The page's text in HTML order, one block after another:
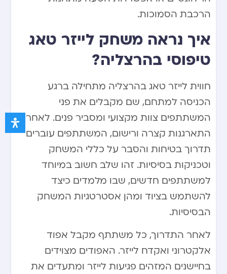
הרכבת הסמוכות.
איך נראה משחק לייזר טאג
טיפוסי בהרצליה?
חווית לייזר טאג בהרצליה מתחילה ברגע
הכניסה למתחם, שם מקבלים את פני
המשתתפים צוות מקצועי ומסביר פנים. לאחר
התארגנות קצרה ורישום, המשתתפים עוברים
תדרוך בטיחות והסבר על כללי המשחק
וטכניקות בסיסיות. זהו שלב חשוב במיוחד
למשתתפים חדשים, שבו מלמדים כיצד
להשתמש בציוד ומהן אסטרטגיות המשחק
הבסיסיות.
לאחר התדרוך, כל משתתף מקבל אפוד
אלקטרוני ואקדח לייזר. האפודים מצוידים
בחיישנים המזהים פגיעות לייזר ומתעדים את